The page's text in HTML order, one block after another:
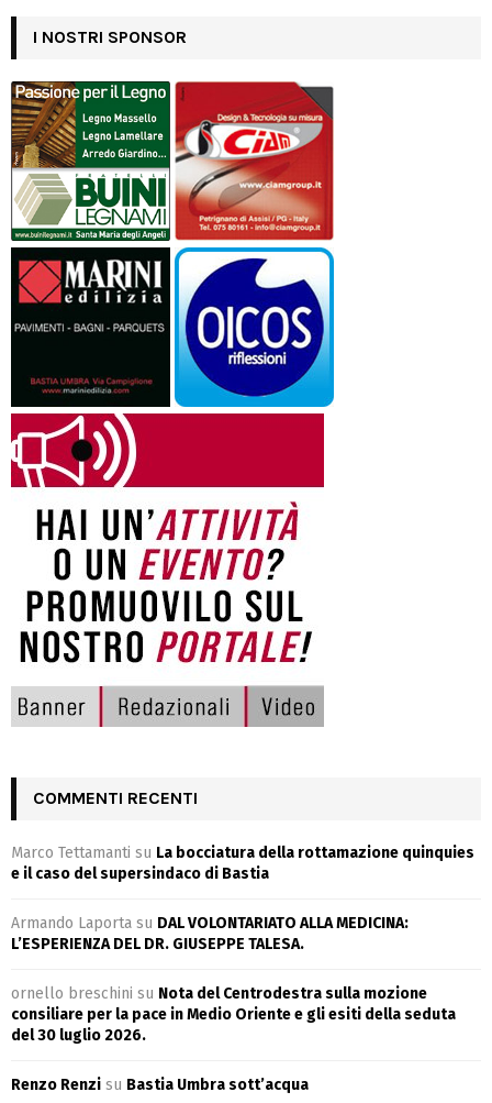
I NOSTRI SPONSOR
COMMENTI RECENTI
Marco Tettamanti su La bocciatura della rottamazione quinquies
e il caso del supersindaco di Bastia
Armando Laporta su DAL VOLONTARIATO ALLA MEDICINA:
L’ESPERIENZA DEL DR. GIUSEPPE TALESA.
ornello breschini su Nota del Centrodestra sulla mozione
consiliare per la pace in Medio Oriente e gli esiti della seduta
del 30 luglio 2026.
Renzo Renzi su Bastia Umbra sott’acqua